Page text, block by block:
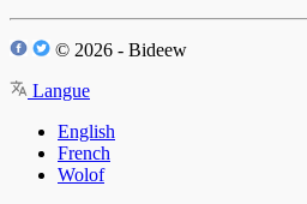
© 2026 - Bideew
Langue
English
French
Wolof